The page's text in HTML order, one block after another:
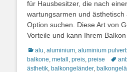
für Hausbesitzer, die nach
wartungsarmen und ästhetisch
Option suchen. Diese Art von
Vorteile und kann Ihrem Balkon
Kategorien
alu, aluminium, aluminium
balkone, metall , preis, preise
ästhetik, balkongeländer,